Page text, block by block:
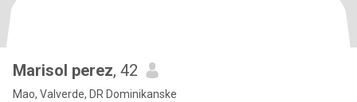
Marisol perez, 42
Mao, Valverde, DR Dominikanske